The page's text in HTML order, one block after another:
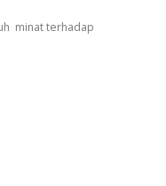
minat terhadap